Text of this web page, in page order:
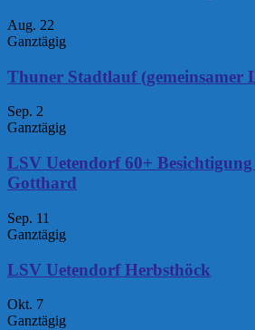
Aug. 22
Ganztägig
Thuner Stadtlauf (gemeinsamer
Sep. 2
Ganztägig
LSV Uetendorf 60+
Gotthard
Sep. 11
Ganztägig
LSV Uetendorf Herbsthöck
Okt. 7
Ganztägig